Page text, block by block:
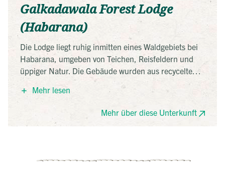
Galkadawala Forest Lodge
(Habarana)
Die Lodge liegt ruhig inmitten eines Waldgebiets bei
Habarana, umgeben von Teichen, Reisfeldern und
üppiger Natur. Die Gebäude wurden aus recycelten
Materialien und Naturstein errichtet und fügen sich
harmonisch in die Umgebung ein. Strom wird solar
Anbau. Die Unterkunft steht für schlichtes,
Mehr lesen
Mehr über diese Unterkunft